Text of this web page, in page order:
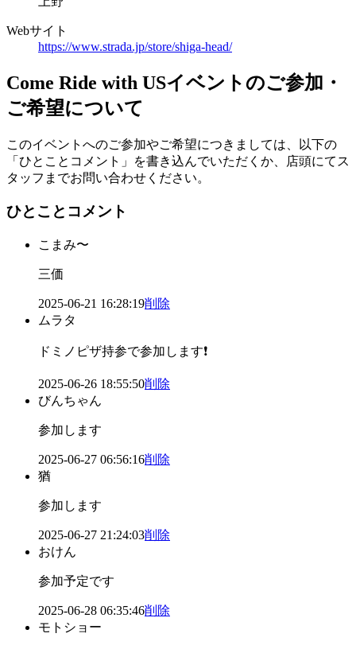
Webサイト
https://www.strada.jp/store/shiga-head/
Come Ride with USイベントのご参加・
ご希望について
このイベントへのご参加やご希望につきましては、以下の
「ひとことコメント」を書き込んでいただくか、店頭にてス
タッフまでお問い合わせください。
ひとことコメント
こまみ〜
三価
2025-06-21 16:28:19削除
ムラタ
ドミノピザ持参で参加します❗️
2025-06-26 18:55:50削除
びんちゃん
参加します
2025-06-27 06:56:16削除
猶
参加します
2025-06-27 21:24:03削除
おけん
参加予定です
2025-06-28 06:35:46削除
モトショー